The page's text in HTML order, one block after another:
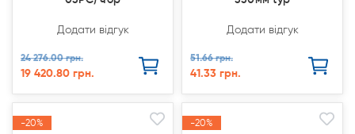
Додати відгук
24 276.00 грн.
19 420.80 грн.
Додати відгук
51.66 грн.
41.33 грн.
-20%
-20% -20%
-20%